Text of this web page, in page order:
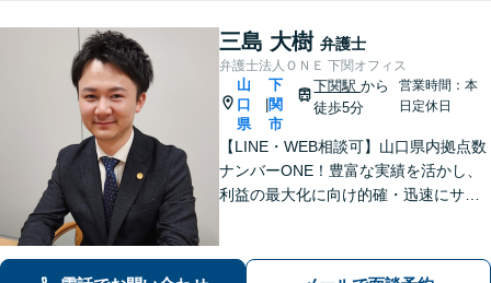
三島 大樹 弁護士
弁護士法人ＯＮＥ 下関オフィス
山
口
県
下
関
市
下関駅から
徒歩5分
営業時間：本
日定休日
【LINE・WEB相談可】山口県内拠点数
ナンバーONE！豊富な実績を活かし、
利益の最大化に向け的確・迅速にサポ
問題／交通事故等、あなたの味方とし